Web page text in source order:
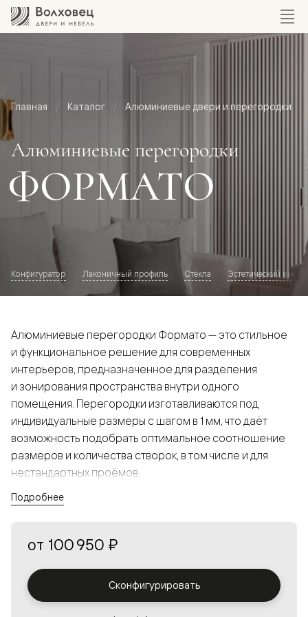
Главная Каталог Алюминиевые двери и перегородки
Алюминиевые перегородки
ФОРМАТО
Конфигуратор Лаконичный профиль Стёкла Эстетический
Алюминиевые перегородки Формато — это стильное
и функциональное решение для современных
интерьеров, предназначенное для разделения
и зонирования пространства внутри одного
помещения. Перегородки изготавливаются под
индивидуальные размеры с шагом в 1 мм, что даёт
возможность подобрать оптимальное соотношение
размеров и количества створок, в том числе и для
нестандартных проёмов.
а большой выбор вставок из стекла с различными
решения в интерьере и варьировать освещённость.
Подробнее
от 100 950 ₽
Сконфигурировать